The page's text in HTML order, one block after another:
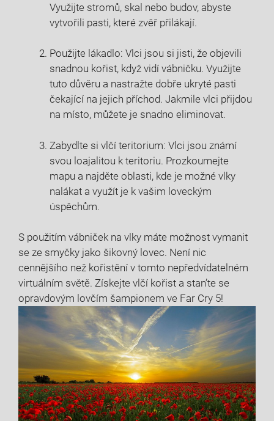
Využijte stromů, skal nebo budov, abyste
vytvořili pasti, které zvěř přilákají.
Použijte lákadlo: Vlci jsou si jisti, že objevili
snadnou kořist, když vidí vábničku. Využijte
tuto důvěru a nastražte dobře ukryté pasti
čekající na jejich příchod. Jakmile vlci přijdou
na místo, můžete je snadno eliminovat.
Zabydlte si vlčí teritorium: Vlci jsou známí
svou loajalitou k teritoriu. Prozkoumejte
mapu a najděte oblasti, kde je možné vlky
nalákat a využít je k vašim loveckým
úspěchům.
S použitím vábniček na vlky máte možnost vymanit
se ze smyčky jako šikovný lovec. Není nic
cennějšího než kořistění v tomto nepředvídatelném
virtuálním světě. Získejte vlčí kořist a stan’te se
opravdovým lovčím šampionem ve Far Cry 5!